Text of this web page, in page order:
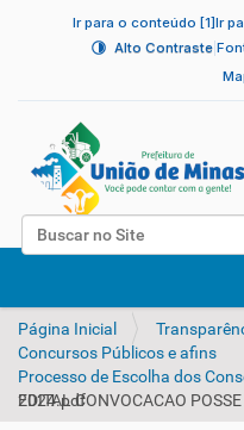
Ir para o conteúdo [1]Ir
Alto Contraste|
Busca
v
Página Inicial
Concursos Públicos e afins
Processo de Escolha dos
EDITAL CONVOCACAO POSSE CONS.TUTELARES -10-1-2024.pdf